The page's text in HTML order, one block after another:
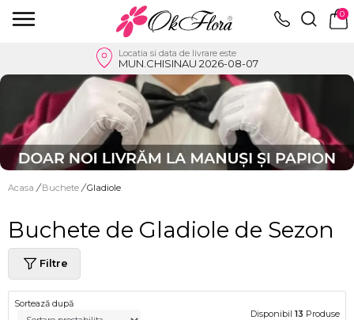
0
Locatia si data de livrare este
MUN.CHISINAU 2026-08-07
Acasa / Buchete / Gladiole
Buchete de Gladiole de Sezon
Filtre
Sortează după
Disponibil 13 Produse